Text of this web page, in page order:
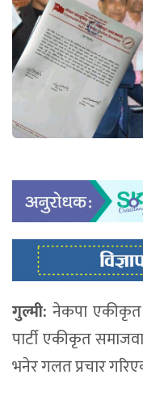
गुल्मी: नेकपा एकीकृत
पार्टी एकीकृत
भनेर गलत प्रचार